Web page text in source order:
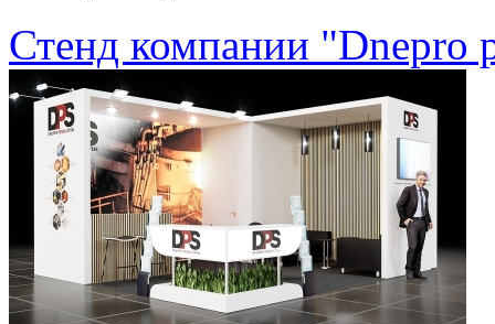
Стенд компании "Dnepro